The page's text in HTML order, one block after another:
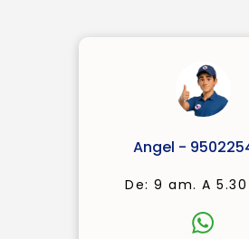
Angel -
De: 9 am. A